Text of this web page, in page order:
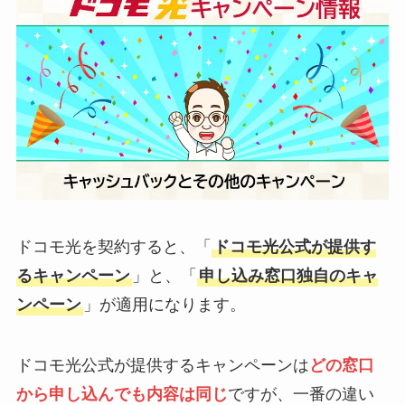
ドコモ光を契約すると、「 ドコモ光公式が提供す
るキャンペーン」と、「 申し込み窓口独自のキャ
ンペーン」が適用になります。
ドコモ光公式が提供するキャンペーンは どの窓口
から申し込んでも内容は同じですが、一番の違い